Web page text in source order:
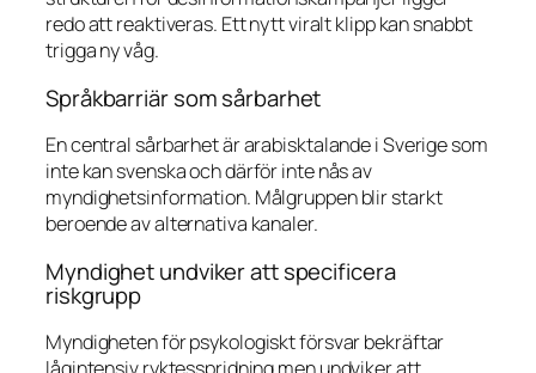
redo att reaktiveras. Ett nytt viralt klipp kan snabbt
trigga ny våg.
Språkbarriär som sårbarhet
En central sårbarhet är arabisktalande i Sverige som
inte kan svenska och därför inte nås av
myndighetsinformation. Målgruppen blir starkt
beroende av alternativa kanaler.
Myndighet undviker att specificera
riskgrupp
Myndigheten för psykologiskt försvar bekräftar